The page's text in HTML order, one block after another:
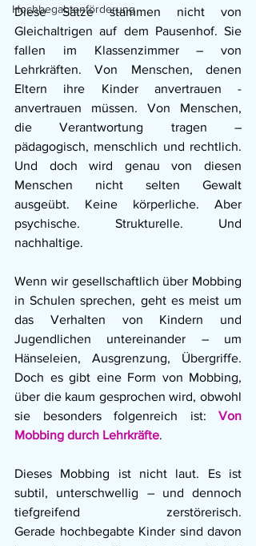
Hochbegabtenförderung
Diese Sätze stammen nicht von
Gleichaltrigen auf dem Pausenhof. Sie
fallen im Klassenzimmer – von
Lehrkräften. Von Menschen, denen
Eltern ihre Kinder anvertrauen -
anvertrauen müssen. Von Menschen,
die Verantwortung tragen –
pädagogisch, menschlich und rechtlich.
Und doch wird genau von diesen
Menschen nicht selten Gewalt
ausgeübt. Keine körperliche. Aber
psychische. Strukturelle. Und
nachhaltige.
Wenn wir gesellschaftlich über Mobbing
in Schulen sprechen, geht es meist um
das Verhalten von Kindern und
Jugendlichen untereinander – um
Hänseleien, Ausgrenzung, Übergriffe.
Doch es gibt eine Form von Mobbing,
über die kaum gesprochen wird, obwohl
sie besonders folgenreich ist: Von
Mobbing durch Lehrkräfte.
Dieses Mobbing ist nicht laut. Es ist
subtil, unterschwellig – und dennoch
tiefgreifend zerstörerisch.
Gerade hochbegabte Kinder sind davon